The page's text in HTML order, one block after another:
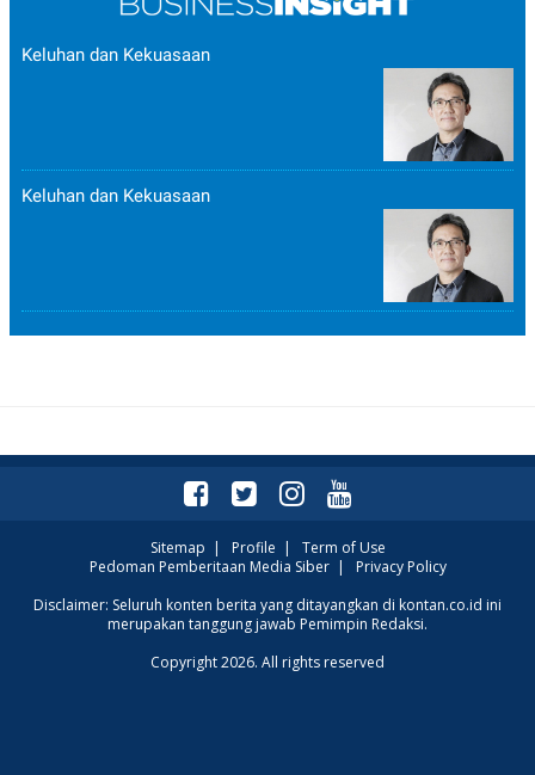
Keluhan dan Kekuasaan
Keluhan dan Kekuasaan
Sitemap | Profile | Term of Use
Pedoman Pemberitaan Media Siber| Privacy Policy
Disclaimer: Seluruh konten berita yang ditayangkan di kontan.co.id ini
merupakan tanggung jawab Pemimpin Redaksi.
Copyright 2026. All rights reserved